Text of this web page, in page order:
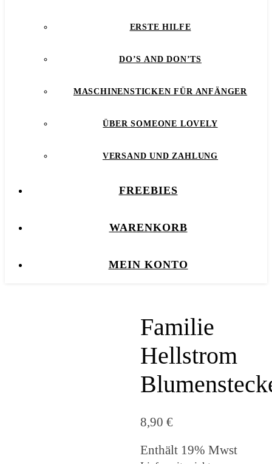
ERSTE HILFE
DO’S AND DON’TS
MASCHINENSTICKEN FÜR ANFÄNGER
ÜBER SOMEONE LOVELY
VERSAND UND ZAHLUNG
FREEBIES
WARENKORB
MEIN KONTO
Familie
Hellstrom
8,90€
Enthält 19% Mwst